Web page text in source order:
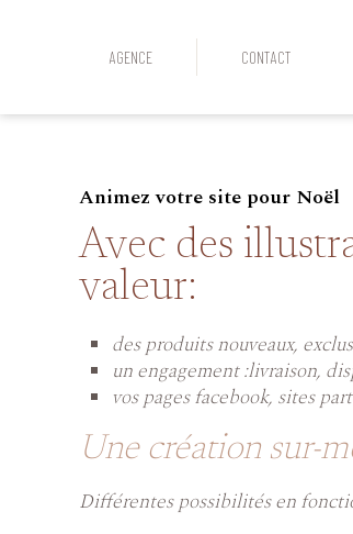
AGENCE CONTACT
Animez votre site pour Noël
Avec des
valeur:
des produits nouveaux,
un engagement :livraison,
vos pages facebook, sites
Une création sur-
Différentes possibilités en